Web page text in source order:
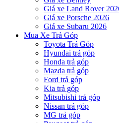
Giá xe Land Rover
Giá xe Porsche 2026
Giá xe Subaru 2026
Mua Xe Trả Góp
Toyota Trả Góp
Hyundai trả góp
Honda trả góp
Mazda trả góp
Ford trả góp
Kia trả góp
Mitsubishi trả góp
Nissan trả góp
MG trả góp